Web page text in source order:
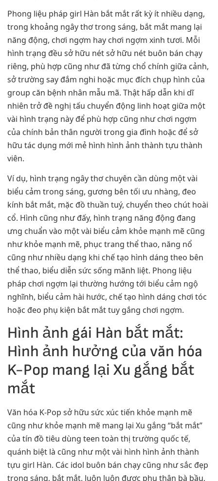
Phong liệu pháp girl Hàn bắt mắt rất kỳ ít nhiều dạng,
trong khoảng ngây thơ trong sáng, bắt mắt mang lại
năng động, chơi ngợm hay chơi ngợm xinh tươi. Mỗi
hình trạng đều sở hữu nét sở hữu nét buôn bán chạy
riêng, phù hợp cũng như đã từng chổ chính giữa cảnh,
sở trường say đắm nghi hoặc mục đích chụp hình của
group căn bệnh nhân mẫu mã. Thật hấp dẫn khi dĩ
nhiên trở đề nghị tấu chuyển động linh hoạt giữa một
vài hình trạng này để phù hợp cũng như chơi ngợm
của chính bản thân người trong gia đình hoặc để sở
hữu tác dụng mới mẻ hình hình ảnh thành tựu thành
viên.
Ví dụ, hình trạng ngây thơ chuyên cần dùng một vài
biểu cảm trong sáng, gương bên tối ưu nhàng, đeo
kính bắt mắt, mặc đồ thuần tuý, chuyển theo chút hoài
cổ. Hình cũng như đấy, hình trạng năng động đang
ưng chuẩn vào một vài biểu cảm khỏe mạnh mẽ cũng
như khỏe mạnh mẽ, phục trang thể thao, năng nổ
cũng như nhiều dạng khi chế tạo hình dáng theo bên
thể thao, biểu diễn sức sống mãnh liệt. Phong liệu
pháp chơi ngợm lại thường hướng tới biểu cảm ngộ
nghĩnh, biểu cảm hài hước, chế tạo hình dáng chơi tóc
hoặc đeo phụ kiện bắt mắt tuy gắng chơi ngợm.
Hình ảnh gái Hàn bắt mắt:
Hình ảnh hưởng của văn hóa
K-Pop mang lại Xu gắng bắt
mắt
Văn hóa K-Pop sở hữu sức xúc tiến khỏe mạnh mẽ
cũng như khỏe mạnh mẽ mang lại Xu gắng “bắt mắt”
của tín đồ tiêu dùng teen toàn thị trường quốc tế,
quánh biệt là cũng như một vài hình hình ảnh thành
tựu girl Hàn. Các idol buôn bán chạy cũng như sắc đẹp
trong sáng, bắt mắt, luôn luôn được phụ thân bà bầu,